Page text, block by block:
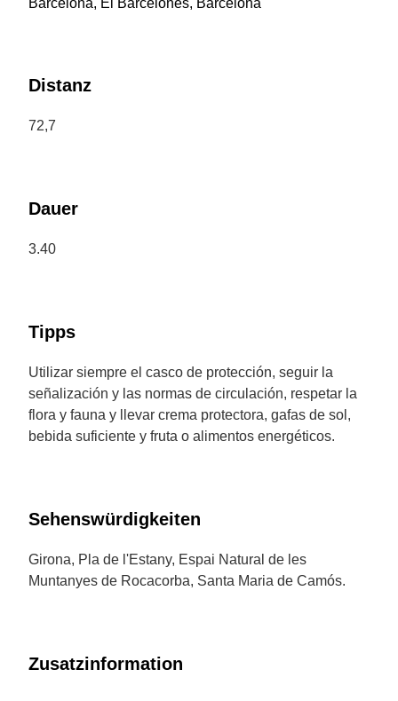
Barcelona, El Barcelonès, Barcelona
Distanz
72,7
Dauer
3.40
Tipps
Utilizar siempre el casco de protección, seguir la
señalización y las normas de circulación, respetar la
flora y fauna y llevar crema protectora, gafas de sol,
bebida suficiente y fruta o alimentos energéticos.
Sehenswürdigkeiten
Girona, Pla de l'Estany, Espai Natural de les
Muntanyes de Rocacorba, Santa Maria de Camós.
Zusatzinformation